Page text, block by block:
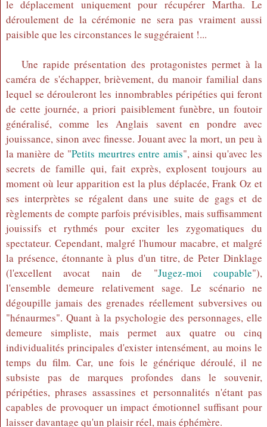
le déplacement uniquement pour récupérer Martha. Le
déroulement de la cérémonie ne sera pas vraiment aussi
paisible que les circonstances le suggéraient !...
Une rapide présentation des protagonistes permet à la
caméra de s'échapper, brièvement, du manoir familial dans
lequel se dérouleront les innombrables péripéties qui feront
de cette journée, a priori paisiblement funèbre, un foutoir
généralisé, comme les Anglais savent en pondre avec
jouissance, sinon avec finesse. Jouant avec la mort, un peu à
la manière de "Petits meurtres entre amis", ainsi qu'avec les
secrets de famille qui, fait exprès, explosent toujours au
moment où leur apparition est la plus déplacée, Frank Oz et
ses interprètes se régalent dans une suite de gags et de
règlements de compte parfois prévisibles, mais suffisamment
jouissifs et rythmés pour exciter les zygomatiques du
spectateur. Cependant, malgré l'humour macabre, et malgré
la présence, étonnante à plus d'un titre, de Peter Dinklage
(l'excellent avocat nain de "Jugez-moi coupable"),
l'ensemble demeure relativement sage. Le scénario ne
dégoupille jamais des grenades réellement subversives ou
"hénaurmes". Quant à la psychologie des personnages, elle
demeure simpliste, mais permet aux quatre ou cinq
individualités principales d'exister intensément, au moins le
temps du film. Car, une fois le générique déroulé, il ne
subsiste pas de marques profondes dans le souvenir,
péripéties, phrases assassines et personnalités n'étant pas
capables de provoquer un impact émotionnel suffisant pour
laisser davantage qu'un plaisir réel, mais éphémère.